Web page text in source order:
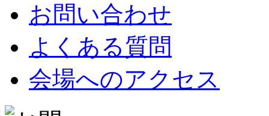
お問い合わせ
よくある質問
会場へのアクセス